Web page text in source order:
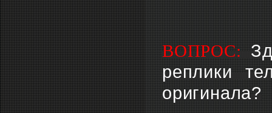
ВОПРОС:
реплики
оригинала?